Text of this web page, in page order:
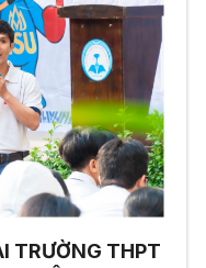
TRƯỜNG THPT